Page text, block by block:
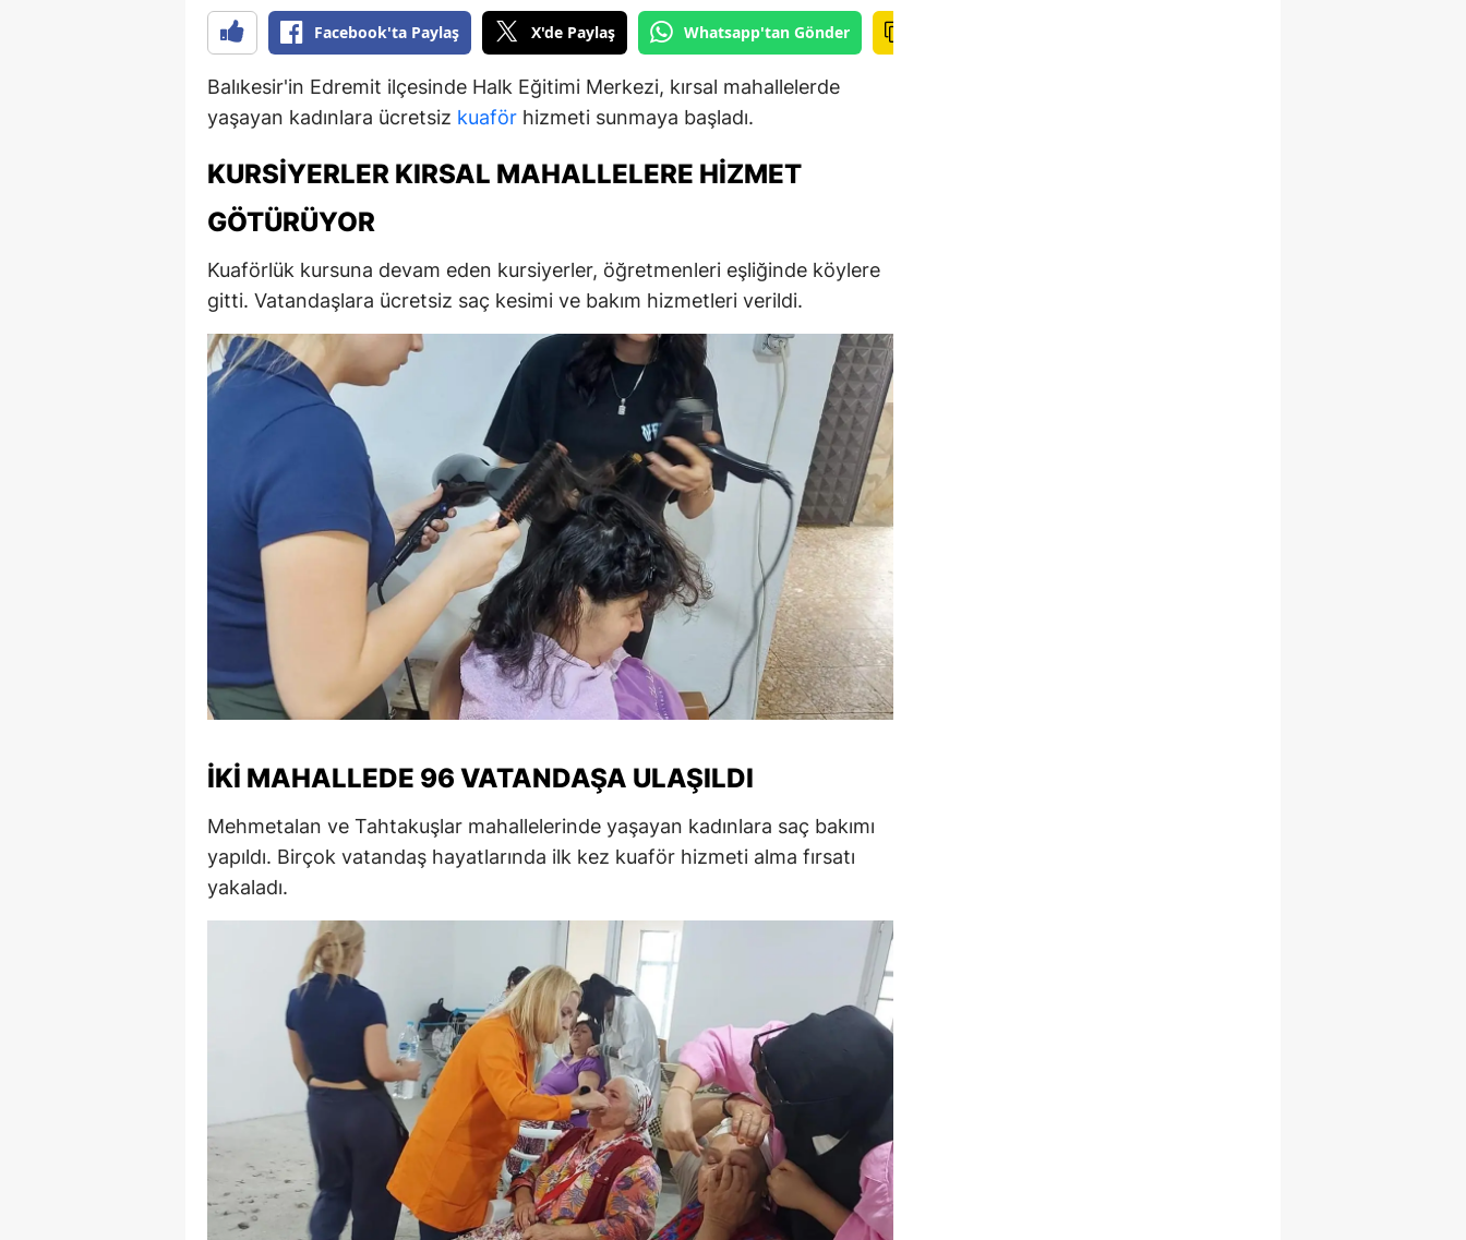
Bursa
Çankırı
Edirne
Elazığ
Erzincan
Erzurum
Eskişehir
Gaziantep
Giresun
Gümüşhane
Hakkari
Hatay
Mersin
İstanbul
İzmir
Kars
Kastamonu
Kayseri
Kırklareli
Kırşehir
Kocaeli
Konya
Kütahya
Facebook'ta Paylaş X'de Paylaş Whatsapp'tan Gönder
Balıkesir'in Edremit ilçesinde Halk Eğitimi Merkezi, kırsal mahallelerde
yaşayan kadınlara ücretsiz kuaför hizmeti sunmaya başladı.
KURSIYERLER KIRSAL MAHALLELERE HIZMET
GÖTÜRÜYOR
Kuaförlük kursuna devam eden kursiyerler, öğretmenleri eşliğinde köylere
gitti. Vatandaşlara ücretsiz saç kesimi ve bakım hizmetleri verildi.
İKI MAHALLEDE 96 VATANDAŞA ULAŞILDI
Mehmetalan ve Tahtakuşlar mahallelerinde yaşayan kadınlara saç bakımı
yapıldı. Birçok vatandaş hayatlarında ilk kez kuaför hizmeti alma fırsatı
yakaladı.